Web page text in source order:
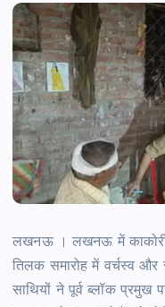
लखनऊ । लखनऊ में काकोरी
तिलक समारोह में वर्चस्व
साथियों ने पूर्व ब्लॉक प्रमुख